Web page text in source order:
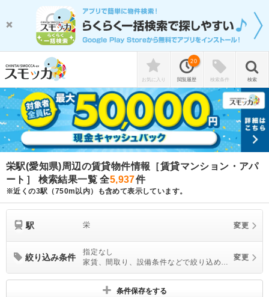
お気に入り 閲覧履歴
20
検索条件 検索
栄駅(愛知県)周辺の賃貸物件情報［賃貸マンション・アパ
ート］ 検索結果一覧全5,937件
※近くの3駅（750m以内）も含めて表示しています。
駅 栄 変更
絞り込み条件
指定なし
家賃、間取り、設備条件などで絞り込めま
す
変更
条件保存をする